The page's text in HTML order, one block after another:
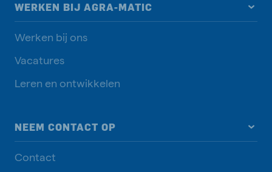
WERKEN BIJ AGRA-MATIC
Werken bij ons
Vacatures
Leren en ontwikkelen
NEEM CONTACT OP
Contact